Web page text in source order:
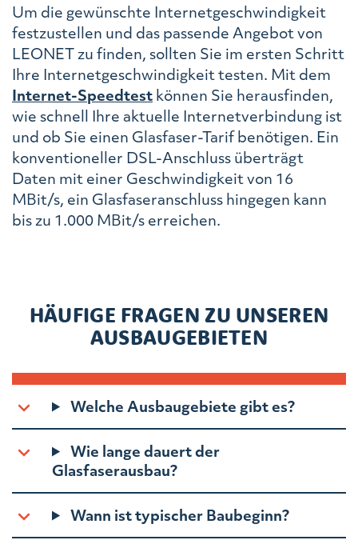
Um die gewünschte Internetgeschwindigkeit
festzustellen und das passende Angebot von
LEONET zu finden, sollten Sie im ersten Schritt
Ihre Internetgeschwindigkeit testen. Mit dem
Internet-Speedtest können Sie herausfinden,
wie schnell Ihre aktuelle Internetverbindung ist
und ob Sie einen Glasfaser-Tarif benötigen. Ein
konventioneller DSL-Anschluss überträgt
Daten mit einer Geschwindigkeit von 16
MBit/s, ein Glasfaseranschluss hingegen kann
bis zu 1.000 MBit/s erreichen.
HÄUFIGE FRAGEN ZU UNSEREN
AUSBAUGEBIETEN
Welche Ausbaugebiete gibt es?
Wie lange dauert der
Glasfaserausbau?
Wann ist typischer Baubeginn?